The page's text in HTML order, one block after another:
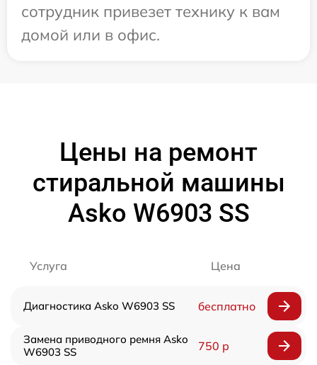
сотрудник привезет технику к вам
домой или в офис.
Цены на ремонт
стиральной машины
Asko W6903 SS
Услуга Цена
Диагностика Asko W6903 SS бесплатно
Замена приводного ремня Asko
W6903 SS
750 р